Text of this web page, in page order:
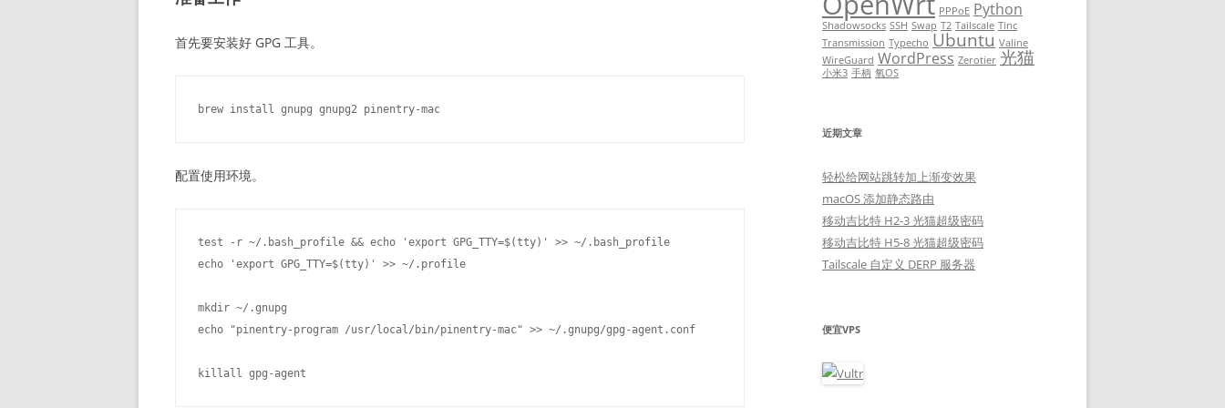
首先要安装好 GPG 工具。
配置使用环境。
test -r ~/.bash_profile && echo 'export GPG_TTY=$(tty)' >> ~/.bash_profile
echo 'export GPG_TTY=$(tty)' >> ~/.profile
mkdir ~/.gnupg
echo "pinentry-program /usr/local/bin/pinentry-mac" >> ~/.gnupg/gpg-agent.conf
PPPoE Python
Shadowsocks SSH Swap T2 Tailscale Tinc
Transmission Typecho Ubuntu Valine
WireGuard WordPress Zerotier 光猫
小米3 手柄 氧OS
近期文章
轻松给网站跳转加上渐变效果
macOS 添加静态路由
移动吉比特 H2-3 光猫超级密码
移动吉比特 H5-8 光猫超级密码
Tailscale 自定义 DERP 服务器
便宜VPS